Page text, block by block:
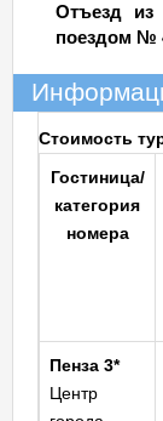
Отъезд из
поездом №
Стоимость
Гостиница/
категория
номера
Пенза 3*
Центр